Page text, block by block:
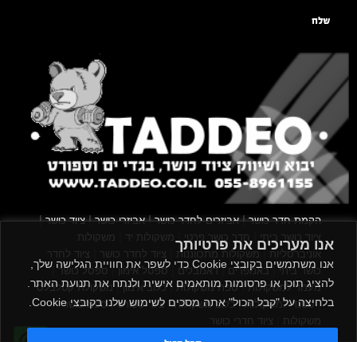
אנו מעריכים את פרטיותך
אנו משתמשים בקובצי Cookie כדי לשפר את חוויית הגלישה שלך,
להציג תוכן או פרסומות מותאמים אישית ולנתח את תנועת האתר.
בלחיצה על "קבל הכול" אתה מסכים לשימוש שלנו בקובצי Cookie.
שלח
הקמת חדר כושר|אביזרים לחדר כושר|אביזרי כושר|ציוד כושר|
ציוד כושר ביתי חדר כושר פרטי משקולות יד
משקולות
אוניברסליות |משקולות מתכווננות ציוד לחדר כושר
ציוד לחדר
כושר ביתי|באמפרים |דאמבלים |ספסל אימון | ספסל כושר|
מעמד למשקולות|ספת משקולות |כלוב אימון|משקולת קטלבלס
|סטנד למשקולות|כלוב משקולות|ציוד ספורט|ספת כושר|
משקולות ציוד חדרי כושר